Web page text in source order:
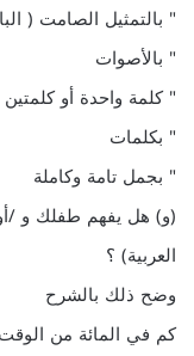
" بالتمثيل الصامت (
" بالأصوات
" كلمة واحدة أو كلمتين
" بكلمات
" بجمل تامة وكاملة
(و) هل يفهم طفلك و /
العربية) ؟
وضح ذلك بالشرح
كم في المائة من